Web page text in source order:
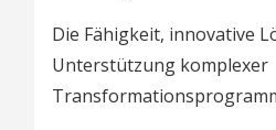
Die Fähigkeit, innovative
Unterstützung komplexer